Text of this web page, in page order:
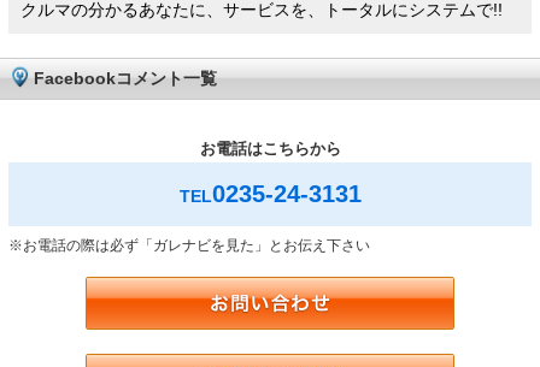
クルマの分かるあなたに、サービスを、トータルにシステムで!!
Facebookコメント一覧
お電話はこちらから
TEL0235-24-3131
※お電話の際は必ず「ガレナビを見た」とお伝え下さい